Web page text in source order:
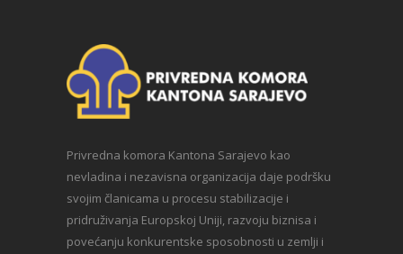
Privredna komora Kantona Sarajevo kao
nevladina i nezavisna organizacija daje podršku
svojim članicama u procesu stabilizacije i
pridruživanja Europskoj Uniji, razvoju biznisa i
povećanju konkurentske sposobnosti u zemlji i